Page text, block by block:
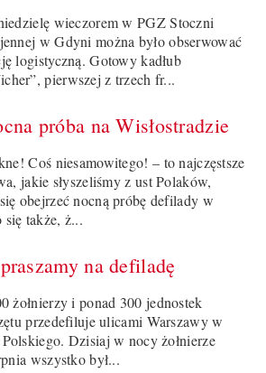
wieczorem w PGZ Stoczni
w Gdyni można było obserwować
logistyczną. Gotowy kadłub
pierwszej z trzech fr...
próba na Wisłostradzie
Coś niesamowitego! – to najczęstsze
jakie słyszeliśmy z ust Polaków,
obejrzeć nocną próbę defilady w
się także, ż...
na defiladę
żołnierzy i ponad 300 jednostek
przedefiluje ulicami Warszawy w
Dzisiaj w nocy żołnierze
wszystko był...